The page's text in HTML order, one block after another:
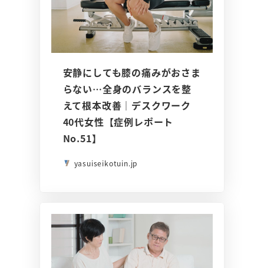
安静にしても膝の痛みがおさま
らない…全身のバランスを整
えて根本改善｜デスクワーク
40代女性【症例レポート
No.51】
yasuiseikotuin.jp